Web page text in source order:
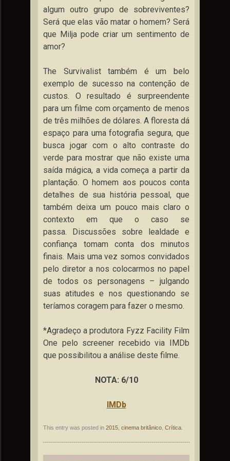
algum outro grupo de sobreviventes?
Será que elas vão matar o homem? Será
que Milja pode criar um sentimento de
amor?
The Survivalist também é um belo
exemplo de sucesso na contenção de
custos. O resultado é surpreendente
para um filme com orçamento de menos
de três milhões de dólares. A floresta dá
espaço para uma fotografia segura, que
busca jogar com o alto contraste do
verde para mostrar que não existe uma
saída mágica, a vida começa a partir da
plantação. O homem aos poucos conta
detalhes de sua história pessoal, que
também deixa um pouco mais claro o
contexto em que o caso se
passa. Discussões sobre lealdade e
confiança tomam conta dos minutos
finais. Mais uma vez somos convidados
pelo diretor a nos colocarmos no papel
de todos os personagens – julgando
suas atitudes e nos questionando se
teríamos coragem para fazer o mesmo.
*Agradeço a produtora Fyzz Facility Film
One pelo screener recebido via IMDb
que possibilitou a análise deste filme.
NOTA: 6/10
IMDb
This entry was posted in 2015 cinema britânico Crítica